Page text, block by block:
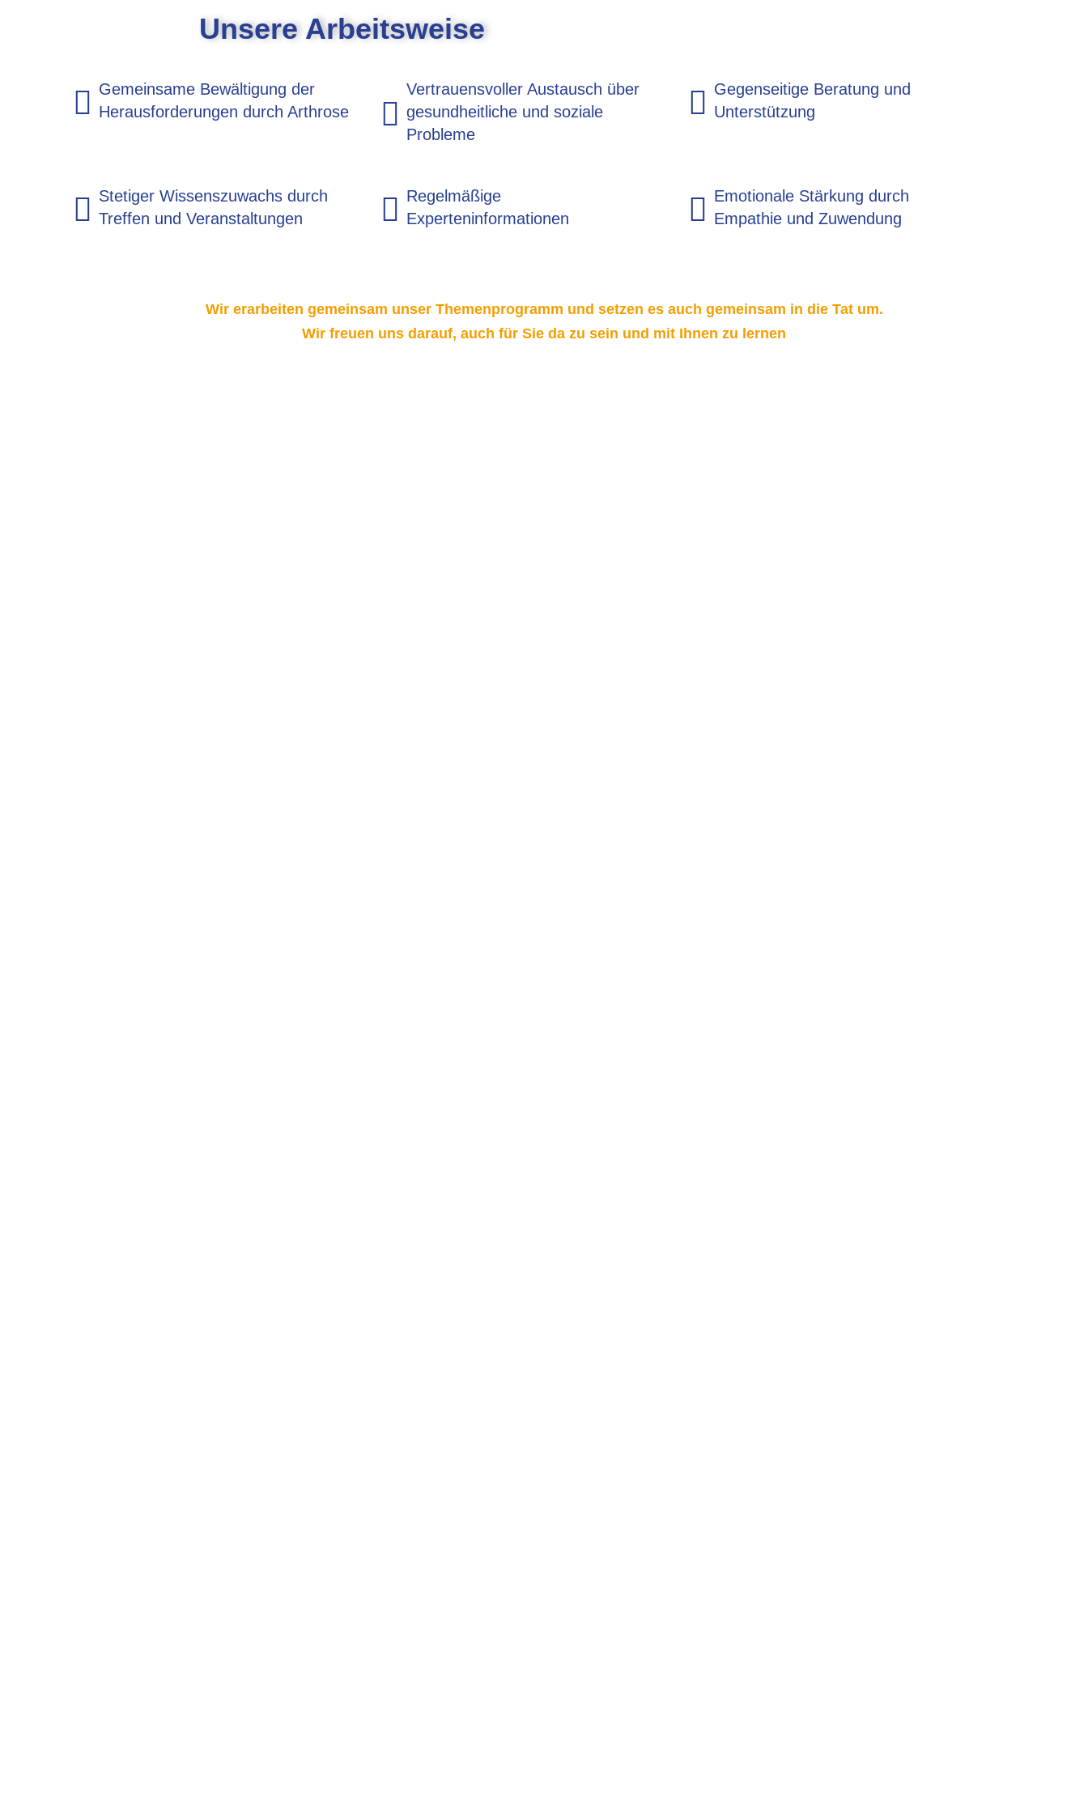
Unsere Arbeitsweise
Gemeinsame Bewältigung der
Herausforderungen durch Arthrose
Vertrauensvoller Austausch über
gesundheitliche und soziale
Probleme
Gegenseitige Beratung und
Unterstützung
Stetiger Wissenszuwachs durch
Treffen und Veranstaltungen
Regelmäßige
Experteninformationen
Emotionale Stärkung durch
Empathie und Zuwendung
Wir erarbeiten gemeinsam unser Themenprogramm und setzen es auch gemeinsam in die Tat um.
Wir freuen uns darauf, auch für Sie da zu sein und mit Ihnen zu lernen